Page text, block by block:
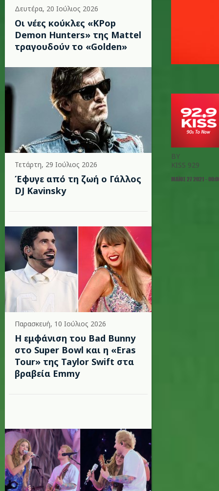
Δευτέρα, 20 Ιούλιος 2026
Οι νέες κούκλες «KPop
Demon Hunters» της Mattel
τραγουδούν το «Golden»
Τετάρτη, 29 Ιούλιος 2026
Έφυγε από τη ζωή ο Γάλλος
DJ Kavinsky
Παρασκευή, 10 Ιούλιος 2026
Η εμφάνιση του Bad Bunny
στο Super Bowl και η «Eras
Tour» της Taylor Swift στα
βραβεία Emmy
BY
KISS 929
ΜΆΙΟΣ 27 2021 -